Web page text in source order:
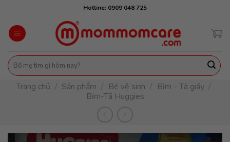
content
Hotline: 0909 048 725
Tìm
kiếm:
Trang chủ / Sản phẩm / Bé vệ sinh / Bỉm - Tã giấy /
Bỉm-Tã Huggies